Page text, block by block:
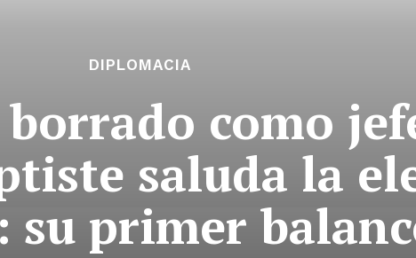
DIPLOMACIA
como
saluda la
su primer